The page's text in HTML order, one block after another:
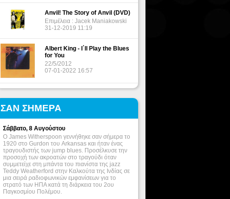
Anvil! The Story of Anvil (DVD)
Επιμέλεια : Jacek Maniakowski
31-12-2019 11:19
Albert King - I΄ll Play the Blues
for You
22/5/2012
07-01-2022 16:57
ΣΑΝ ΣΗΜΕΡΑ
Σάββατο, 8 Αυγούστου
Ο James Witherspoon γεννήθηκε σαν σήμερα το
1920 στο Gurdon του Arkansas και ήταν ένας
τραγουδιστής των jump blues. Προσέλκυσε την
προσοχή των ακροατών στο τραγούδι όταν
συμμετείχε στη μπάντα του πιανίστα της jazz
Teddy Weatherford στην Καλκούτα της Ινδίας σε
μια σειρά ραδιοφωνικών εμφανίσεων για το
στρατό των ΗΠΑ κατά τη διάρκεια του 2ου
Παγκοσμίου Πολέμου.